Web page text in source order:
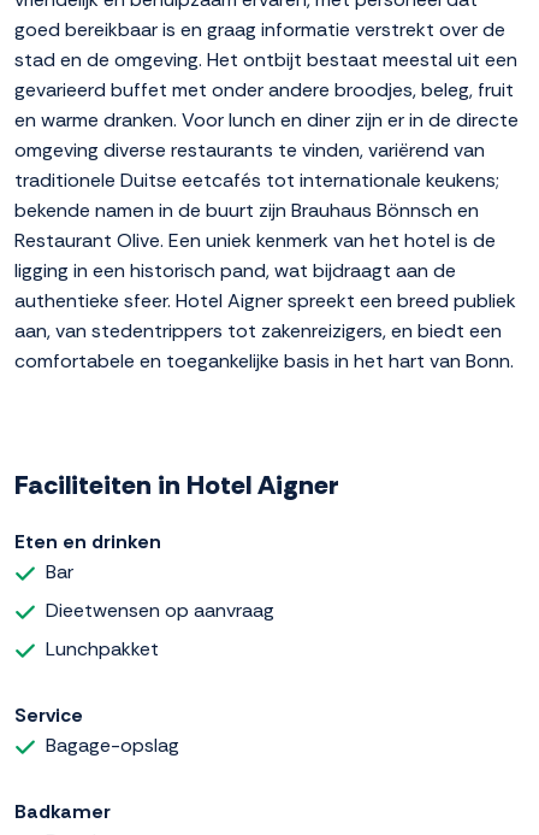
goed bereikbaar is en graag informatie verstrekt over de
stad en de omgeving. Het ontbijt bestaat meestal uit een
gevarieerd buffet met onder andere broodjes, beleg, fruit
en warme dranken. Voor lunch en diner zijn er in de directe
omgeving diverse restaurants te vinden, variërend van
traditionele Duitse eetcafés tot internationale keukens;
bekende namen in de buurt zijn Brauhaus Bönnsch en
Restaurant Olive. Een uniek kenmerk van het hotel is de
ligging in een historisch pand, wat bijdraagt aan de
authentieke sfeer. Hotel Aigner spreekt een breed publiek
aan, van stedentrippers tot zakenreizigers, en biedt een
comfortabele en toegankelijke basis in het hart van Bonn.
Faciliteiten in Hotel Aigner
Eten en drinken
Bar
Dieetwensen op aanvraag
Lunchpakket
Service
Bagage-opslag
Badkamer